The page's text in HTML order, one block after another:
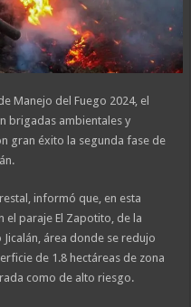
Manejo del Fuego 2024, el
brigadas ambientales y
gran éxito la segunda fase de
informó que, en esta
el paraje El Zapotito, de la
área donde se redujo
de 1.8 hectáreas de zona
como de alto riesgo.